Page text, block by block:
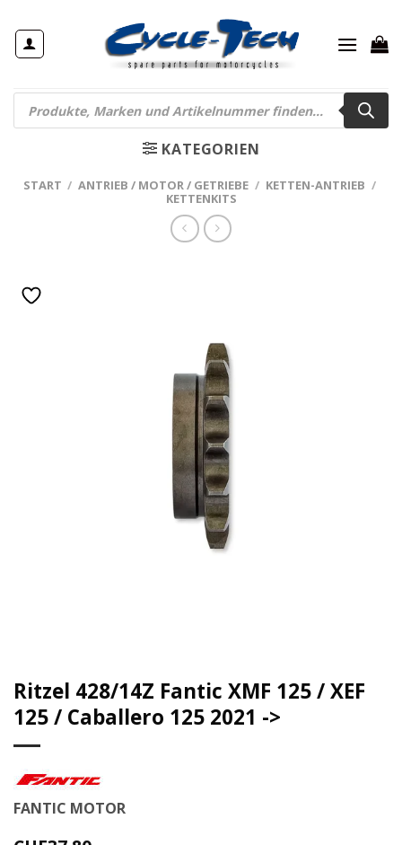
Inhalt
springen
Products
search
KATEGORIEN
START / ANTRIEB / MOTOR / GETRIEBE / KETTEN-ANTRIEB /
KETTENKITS
Ritzel 428/14Z Fantic XMF 125 / XEF
125 / Caballero 125 2021 ->
FANTIC MOTOR